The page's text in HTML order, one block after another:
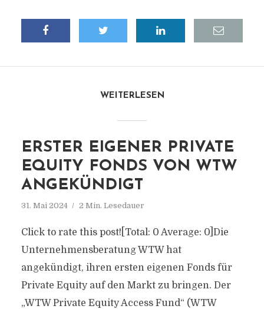
WEITERLESEN
ERSTER EIGENER PRIVATE
EQUITY FONDS VON WTW
ANGEKÜNDIGT
31. Mai 2024 2 Min. Lesedauer
Click to rate this post![Total: 0 Average: 0]Die
Unternehmensberatung WTW hat
angekündigt, ihren ersten eigenen Fonds für
Private Equity auf den Markt zu bringen. Der
„WTW Private Equity Access Fund“ (WTW